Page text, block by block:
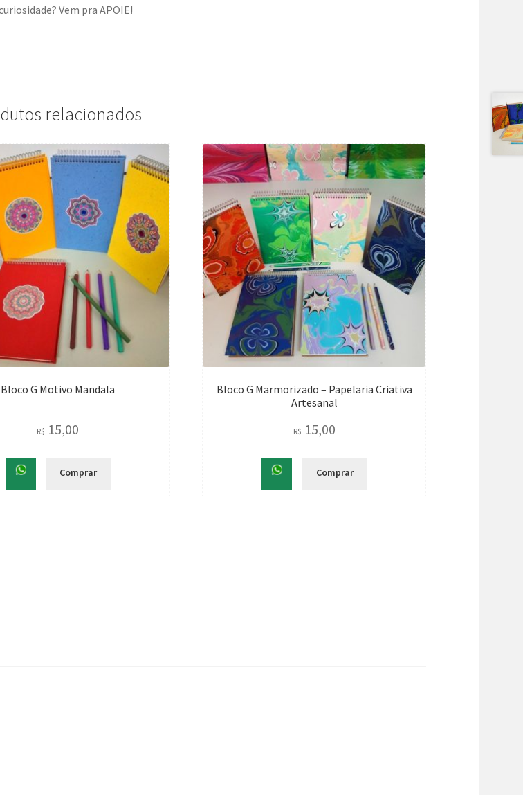
Vem pra APOIE!
relacionados
Bloco G Motivo Mandala
R$ 15,00
Comprar
Bloco G Marmorizado – Papelaria Criativa
Artesanal
R$ 15,00
Comprar